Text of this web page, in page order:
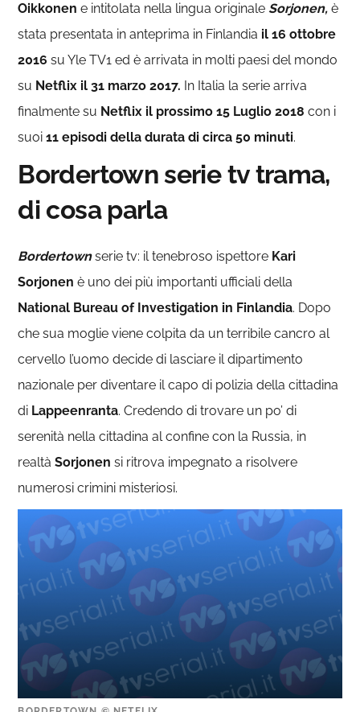
Oikkonen e intitolata nella lingua originale Sorjonen, è
stata presentata in anteprima in Finlandia il 16 ottobre
2016 su Yle TV1 ed è arrivata in molti paesi del mondo
su Netflix il 31 marzo 2017. In Italia la serie arriva
finalmente su Netflix il prossimo 15 Luglio 2018 con i
suoi11 episodi della durata di circa 50 minuti.
Bordertown serie tv trama,
di cosa parla
Bordertownserie tv: il tenebroso ispettore Kari
Sorjonen è uno dei più importanti ufficiali della
National Bureau of Investigation in Finlandia. Dopo
che sua moglie viene colpita da un terribile cancro al
cervello l’uomo decide di lasciare il dipartimento
nazionale per diventare il capo di polizia della cittadina
di Lappeenranta. Credendo di trovare un po’ di
serenità nella cittadina al confine con la Russia, in
realtàSorjonensi ritrova impegnato a risolvere
numerosi crimini misteriosi.